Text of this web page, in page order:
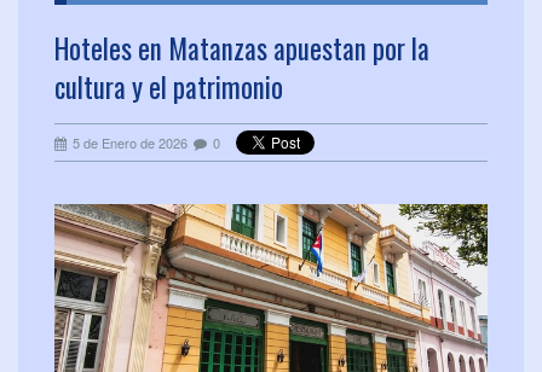
Hoteles en Matanzas apuestan por la
cultura y el patrimonio
5 de Enero de 2026 0